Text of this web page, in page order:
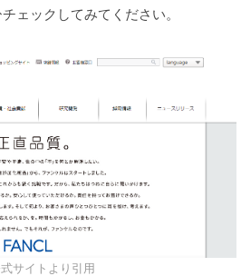
ェックしてみてください。
サイトより引用